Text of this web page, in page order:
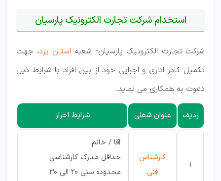
استخدام شرکت تجارت الکترونیک پارسیان
شرکت تجارت الکترونیک پارسیان- شعبه استان یزد، جهت
تکمیل کادر اداری و اجرایی خود از بین افراد با شرایط ذیل
دعوت به همکاری می نماید.
ردیف عنوان شغلی شرایط احراز
1
کارشناس
فنی
آقا / خانم
حداقل مدرک کارشناسی
محدوده سنی 20 الی 30